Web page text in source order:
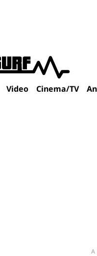
Video Cinema/TV